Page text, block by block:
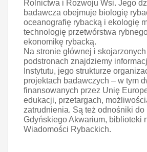
Rolnictwa i Rozwoju Wsi. Jego
badawcza obejmuje biologię
oceanografię rybacką i ekologię
technologię przetwórstwa
ekonomikę rybacką.
Na stronie głównej i
podstronach znajdziemy
Instytutu, jego strukturze
projektach badawczych – w tym
finansowanych przez Unię
edukacji, przetargach,
zatrudnienia. Są też odnośniki do
Gdyńskiego Akwarium, biblioteki
Wiadomości Rybackich.